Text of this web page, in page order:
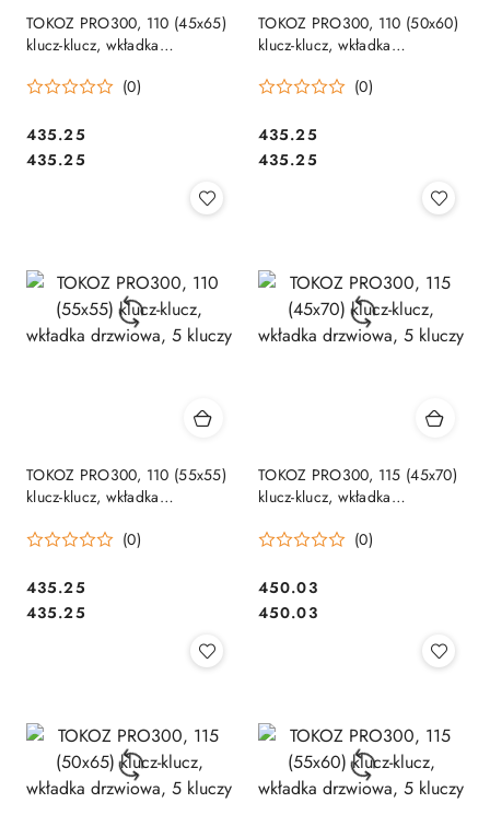
TOKOZ PRO300, 110 (45x65)
klucz-klucz, wkładka
(0)
Cena:
435.25
Cena:
435.25
TOKOZ PRO300, 110 (50x60)
klucz-klucz, wkładka
(0)
Cena:
435.25
Cena:
435.25
TOKOZ PRO300, 110 (55x55)
klucz-klucz, wkładka
(0)
Cena:
435.25
Cena:
435.25
TOKOZ PRO300, 115 (45x70)
klucz-klucz, wkładka
(0)
Cena:
450.03
Cena:
450.03